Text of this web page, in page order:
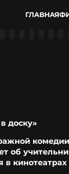
ГЛАВНАЯ
доску»
комедии
об
в